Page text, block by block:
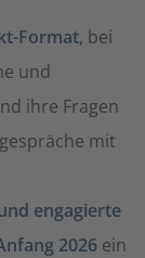
Format, bei
und
ihre Fragen
mit
engagierte
2026 ein